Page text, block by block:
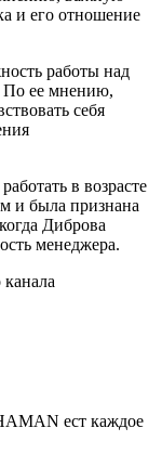
и его отношение
работы над
По ее мнению,
себя
в возрасте
и была признана
Диброва
менеджера.
ест каждое